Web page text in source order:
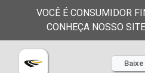
VOCÊ É CONSUMIDOR
CONHEÇA NOSSO